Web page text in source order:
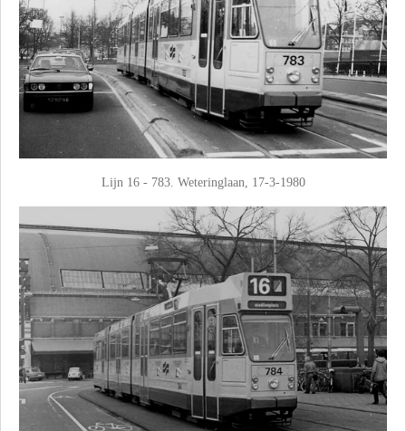
Lijn 16 - 783. Weteringlaan, 17-3-1980